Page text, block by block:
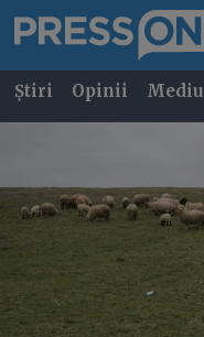
Știri Opinii Mediu